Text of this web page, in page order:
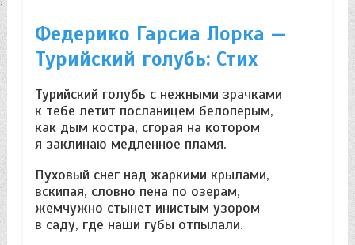
Федерико Гарсиа Лорка —
Турийский голубь: Стих
Турийский голубь с нежными зрачками
к тебе летит посланицем белоперым,
как дым костра, сгорая на котором
я заклинаю медленное пламя.
Пуховый снег над жаркими крылами,
вскипая, словно пена по озерам,
жемчужно стынет инистым узором
в саду, где наши губы отпылали.